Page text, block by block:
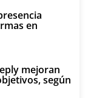
en
mejoran
según